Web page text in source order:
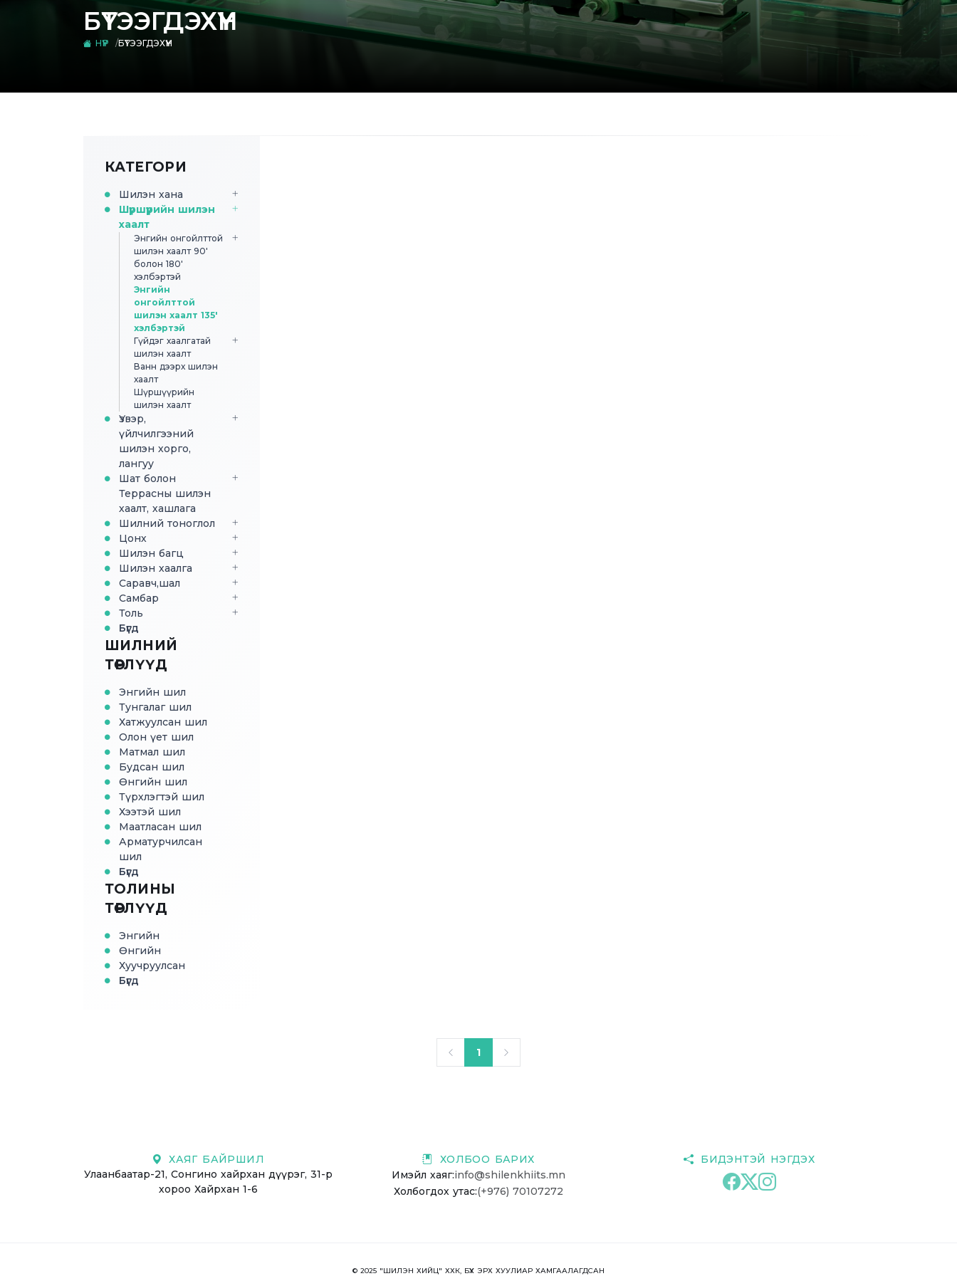
БҮТЭЭГДЭХҮҮН
НҮҮР БҮТЭЭГДЭХҮҮН
КАТЕГОРИ
Шилэн хана
Шүршүүрийн шилэн
хаалт
Энгийн онгойлттой
шилэн хаалт 90'
болон 180'
хэлбэртэй
Энгийн
онгойлттой
шилэн хаалт 135'
хэлбэртэй
Гүйдэг хаалгатай
шилэн хаалт
Ванн дээрх шилэн
хаалт
Шүршүүрийн
шилэн хаалт
Үзвэр,
үйлчилгээний
шилэн хорго,
лангуу
Шат болон
Террасны шилэн
хаалт, хашлага
Шилний тоноглол
Цонх
Шилэн багц
Шилэн хаалга
Саравч,шал
Самбар
Толь
Бүгд
ШИЛНИЙ
ТӨРЛҮҮД
Энгийн шил
Тунгалаг шил
Хатжуулсан шил
Олон үет шил
Матмал шил
Будсан шил
Өнгийн шил
Түрхлэгтэй шил
Хээтэй шил
Маатласан шил
Арматурчилсан
шил
Бүгд
ТОЛИНЫ
ТӨРЛҮҮД
Энгийн
Өнгийн
Хуучруулсан
Бүгд
1
ХАЯГ БАЙРШИЛ
Улаанбаатар-21, Сонгино хайрхан дүүрэг, 31-р
хороо Хайрхан 1-6
ХОЛБОО БАРИХ
Имэйл хаяг:info@shilenkhiits.mn
Холбогдох утас:(+976) 70107272
БИДЭНТЭЙ НЭГДЭХ
© 2025 "ШИЛЭН ХИЙЦ" ХХК, БҮХ ЭРХ ХУУЛИАР ХАМГААЛАГДСАН